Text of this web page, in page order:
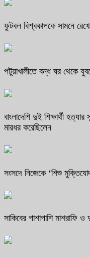
ফুটবল বিশ্বকাপকে সামনে রেখে
পটুয়াখালীতে বন্ধ ঘর থেকে
বাংলাদেশি দুই শিক্ষার্থী
মারধর করেছিলেন
সংসদে নিজেকে ‘শিশু
সাকিবের পাশাপাশি